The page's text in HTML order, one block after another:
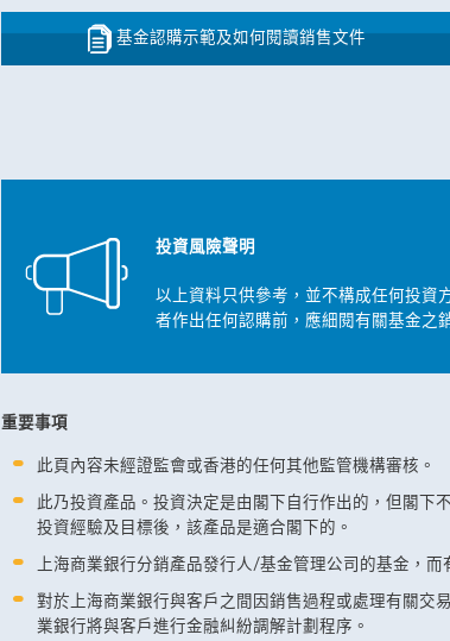
基金認購示範及如何閱讀銷售文件
投資風險聲明
以上資料只供參考，並不構成任何投資
者作出任何認購前，應細閱有關基金之
重要事項
此頁內容未經證監會或香港的任何其他監管機構審核。
此乃投資產品。投資決定是由閣下自行作出的，但閣下
投資經驗及目標後，該產品是適合閣下的。
上海商業銀行分銷產品發行人/基金管理公司的基金，
對於上海商業銀行與客戶之間因銷售過程或處理有關交
業銀行將與客戶進行金融糾紛調解計劃程序。